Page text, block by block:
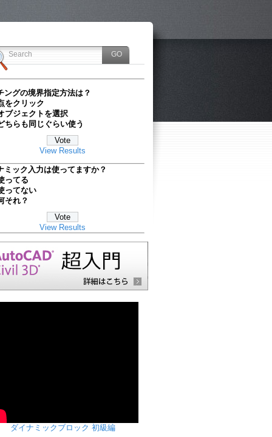
ングの境界指定方法は？
をクリック
ブジェクトを選択
ちらも同じぐらい使う
View Results
ミック入力は使ってますか？
ってる
ってない
それ？
View Results
ダイナミックブロック 初級編